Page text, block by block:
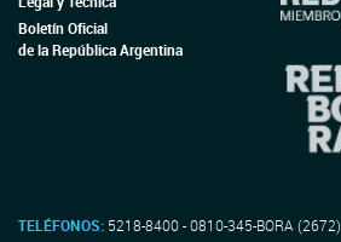
Boletín Oficial
de la República Argentina
TELÉFONOS: 5218-8400 - 0810-345-BORA (2672)